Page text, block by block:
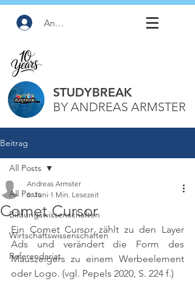
Anmelden
STUDYBREAK
BY ANDREAS ARMSTER
Beitrag
All Posts
Bildungswissenschaften
Wirtschaftswissenschaften
Referendariat
All Posts
Comet Cursor
Andreas Armster
6. Juni 1 Min. Lesezeit
Ein Comet Cursor zählt zu den Layer
Ads und verändert die Form des
Mauszeigers zu einem Werbeelement
oder Logo. (vgl. Pepels 2020, S. 224 f.)